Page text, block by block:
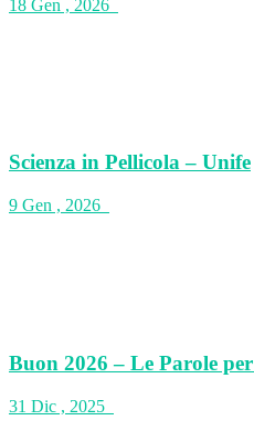
18 Gen , 2026
Scienza in Pellicola – Unife
9 Gen , 2026
Buon 2026 – Le Parole
31 Dic , 2025